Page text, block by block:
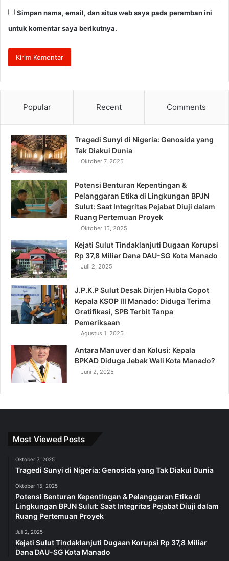
Simpan nama, email, dan situs web saya pada peramban ini
untuk komentar saya berikutnya.
Popular Recent Comments
Tragedi Sunyi di Nigeria: Genosida yang
Tak Diakui Dunia
Oktober 7, 2025
Potensi Benturan Kepentingan &
Pelanggaran Etika di Lingkungan BPJN
Sulut: Saat Integritas Pejabat Diuji dalam
Ruang Pertemuan Proyek
Oktober 15, 2025
Kejati Sulut Tindaklanjuti Dugaan Korupsi
Rp 37,8 Miliar Dana DAU-SG Kota Manado
Juli 2, 2025
J.P.K.P Sulut Desak Dirjen Hubla Copot
Kepala KSOP III Manado: Diduga Terima
Gratifikasi, SPB Terbit Tanpa
Pemeriksaan
Agustus 1, 2025
Antara Manuver dan Kolusi: Kepala
BPKAD Diduga Jebak Wali Kota Manado?
Juni 2, 2025
Most Viewed Posts
Oktober 7, 2025
Tragedi Sunyi di Nigeria: Genosida yang Tak Diakui Dunia
Oktober 15, 2025
Potensi Benturan Kepentingan & Pelanggaran Etika di
Lingkungan BPJN Sulut: Saat Integritas Pejabat Diuji dalam
Ruang Pertemuan Proyek
Juli 2, 2025
Kejati Sulut Tindaklanjuti Dugaan Korupsi Rp 37,8 Miliar
Dana DAU-SG Kota Manado